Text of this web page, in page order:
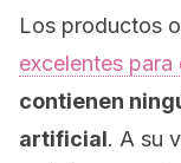
Los productos
excelentes para
contienen
artificial. A su